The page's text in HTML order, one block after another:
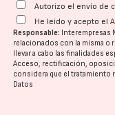
Autorizo el envío de
He leído y acepto el
Responsable: Interempresas
relacionados con la misma o
llevar a cabo las finalidades
Acceso, rectificación,
considera que el tratamiento
Datos